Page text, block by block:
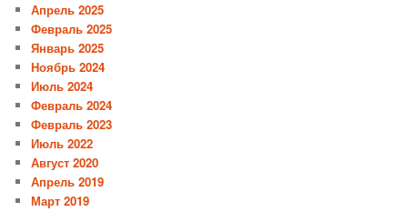
Апрель 2025
Февраль 2025
Январь 2025
Ноябрь 2024
Июль 2024
Февраль 2024
Февраль 2023
Июль 2022
Август 2020
Апрель 2019
Март 2019